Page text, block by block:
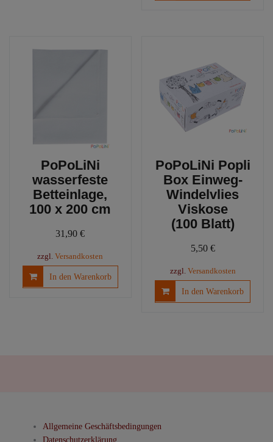
PoPoLiNi
wasserfeste
Betteinlage,
100 x 200 cm
31,90€
zzgl.Versandkosten
In den Warenkorb
PoPoLiNi Popli
Box Einweg-
Windelvlies
Viskose
(100 Blatt)
5,50 €
zzgl. Versandkosten
In den Warenkorb
Allgemeine Geschäftsbedingungen
Datenschutzerklärung